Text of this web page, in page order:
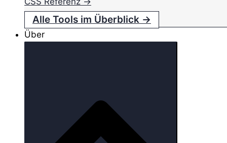
Alle Tools im Überblick →
Über